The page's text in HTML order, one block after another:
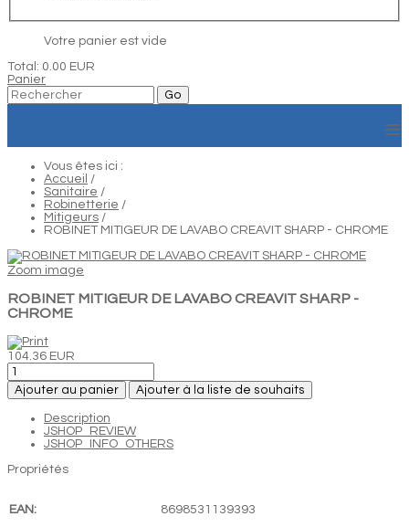
Votre panier est vide
Total: 0.00 EUR
Panier
≡
Vous êtes ici :
Accueil /
Sanitaire /
Robinetterie /
Mitigeurs /
ROBINET MITIGEUR DE LAVABO CREAVIT SHARP - CHROME
Zoom image
ROBINET MITIGEUR DE LAVABO CREAVIT SHARP -
CHROME
104.36 EUR
Ajouter au panier Ajouter à la liste de souhaits
Description
JSHOP_REVIEW
JSHOP_INFO_OTHERS
Propriétés
EAN: 8698531139393